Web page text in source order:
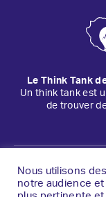
Le Think Tank
Un think tank est
de trouver
Nous utilisons
notre audience